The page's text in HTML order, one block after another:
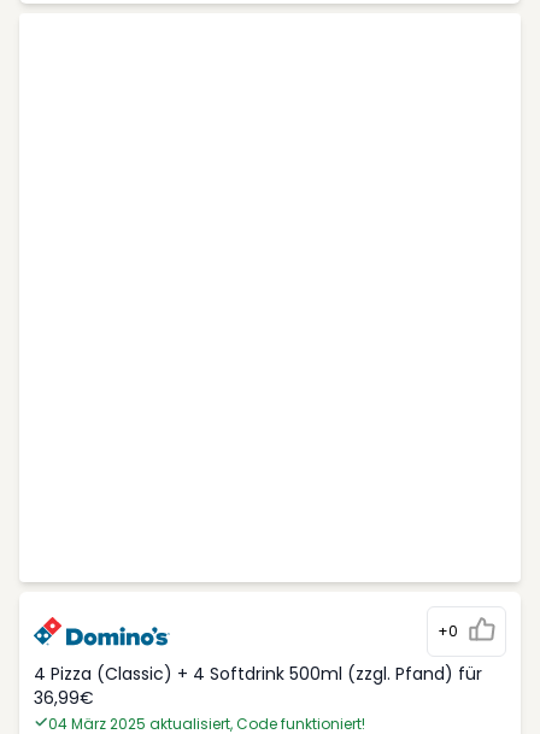
+0
4 Pizza (Classic) + 4 Softdrink 500ml (zzgl. Pfand) für
36,99€
04 März 2025 aktualisiert, Code funktioniert!